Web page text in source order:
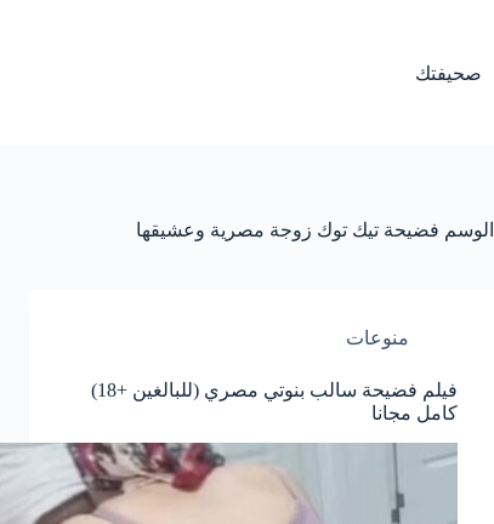
صحيفتك
الوسم فضيحة تيك توك زوجة مصرية وعشيقها
منوعات
فيلم فضيحة سالب بنوتي مصري (للبالغين +18)
كامل مجانا